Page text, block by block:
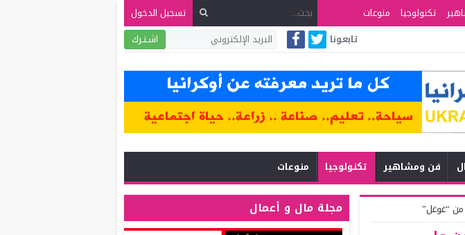
تكنولوجيا منوعات
تسجيل الدخول
اشـتـرك تابعونا
فن ومشاهير تكنولوجيا منوعات
“غوغل” مجلة مال و أعمال